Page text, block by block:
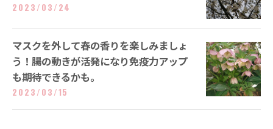
2023/03/24
マスクを外して春の香りを楽しみましょ
う！腸の動きが活発になり免疫力アップ
も期待できるかも。
2023/03/15